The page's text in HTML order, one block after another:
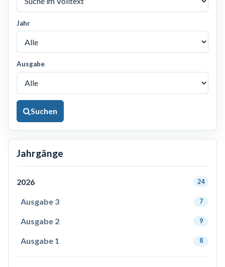
Jahr
Ausgabe
Suchen
Jahrgänge
2026 24
Ausgabe 3 7
Ausgabe 2 9
Ausgabe 1 8